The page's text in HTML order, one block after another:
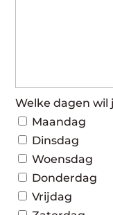
Welke dagen wil
Maandag
Dinsdag
Woensdag
Donderdag
Vrijdag